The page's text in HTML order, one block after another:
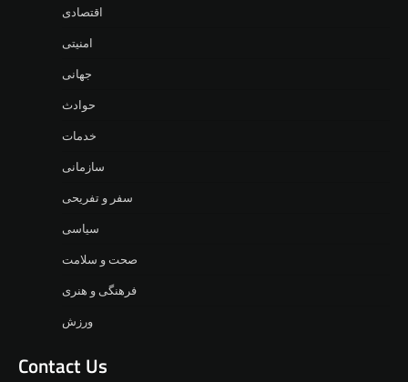
اقتصادی
امنیتی
جهانی
حوادث
خدمات
سازمانی
سفر و تفریحی
سیاسی
صحت و سلامت
فرهنگی و هنری
ورزش
Contact Us